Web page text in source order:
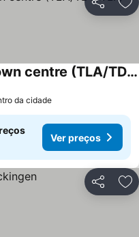
Partilhar
Beautiful Apartment in town centre (TLA/TDY/TLF)
da cidade
Ver preços
Partilhar